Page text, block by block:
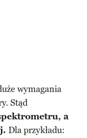
wymagania
Stąd
a
Dla przykładu: